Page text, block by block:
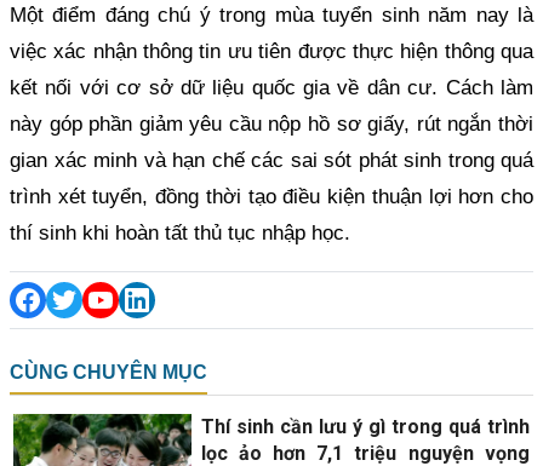
Một điểm đáng chú ý trong mùa tuyển sinh năm nay là
việc xác nhận thông tin ưu tiên được thực hiện thông qua
kết nối với cơ sở dữ liệu quốc gia về dân cư. Cách làm
này góp phần giảm yêu cầu nộp hồ sơ giấy, rút ngắn thời
gian xác minh và hạn chế các sai sót phát sinh trong quá
trình xét tuyển, đồng thời tạo điều kiện thuận lợi hơn cho
thí sinh khi hoàn tất thủ tục nhập học.
CÙNG CHUYÊN MỤC
Thí sinh cần lưu ý gì trong quá trình
lọc ảo hơn 7,1 triệu nguyện vọng